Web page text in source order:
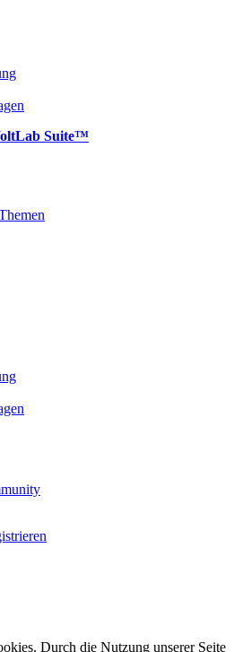
Suite™
Durch die Nutzung unserer Seite